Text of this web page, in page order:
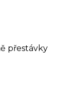
přestávky